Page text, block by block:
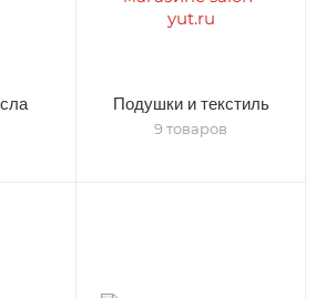
Подушки и текстиль
9 товаров